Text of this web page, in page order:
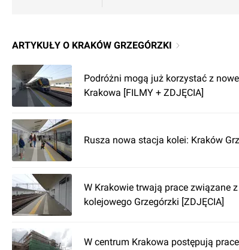
ARTYKUŁY O KRAKÓW GRZEGÓRZKI
Podróżni mogą już korzystać z
Krakowa [FILMY + ZDJĘCIA]
Rusza nowa stacja kolei: Kraków
W Krakowie trwają prace związane
kolejowego Grzegórzki [ZDJĘCIA]
W centrum Krakowa postępują